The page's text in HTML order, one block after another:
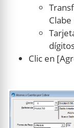
Clic en